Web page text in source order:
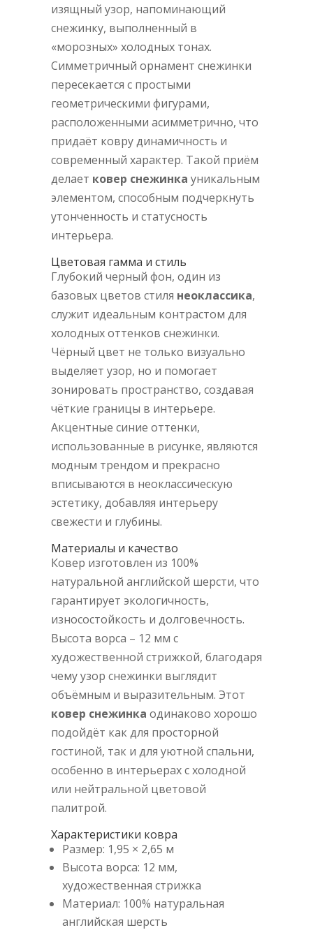
изящный узор, напоминающий
снежинку, выполненный в
«морозных» холодных тонах.
Симметричный орнамент снежинки
пересекается с простыми
геометрическими фигурами,
расположенными асимметрично, что
придаёт ковру динамичность и
современный характер. Такой приём
делает ковер снежинка уникальным
элементом, способным подчеркнуть
утонченность и статусность
интерьера.
Цветовая гамма и стиль
Глубокий черный фон, один из
базовых цветов стиля неоклассика,
служит идеальным контрастом для
холодных оттенков снежинки.
Чёрный цвет не только визуально
выделяет узор, но и помогает
зонировать пространство, создавая
чёткие границы в интерьере.
Акцентные синие оттенки,
использованные в рисунке, являются
модным трендом и прекрасно
вписываются в неоклассическую
эстетику, добавляя интерьеру
свежести и глубины.
Материалы и качество
Ковер изготовлен из 100%
натуральной английской шерсти, что
гарантирует экологичность,
износостойкость и долговечность.
Высота ворса – 12 мм с
художественной стрижкой, благодаря
чему узор снежинки выглядит
объёмным и выразительным. Этот
ковер снежинка одинаково хорошо
подойдёт как для просторной
гостиной, так и для уютной спальни,
особенно в интерьерах с холодной
или нейтральной цветовой
палитрой.
Характеристики ковра
Размер: 1,95 × 2,65 м
Высота ворса: 12 мм,
художественная стрижка
Материал: 100% натуральная
английская шерсть